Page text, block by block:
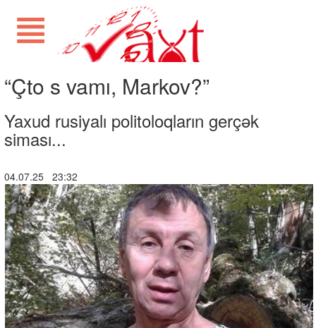
“Çto s vamı, Markov?”
Yaxud rusiyalı politoloqların gerçək
siması...
04.07.25 23:32